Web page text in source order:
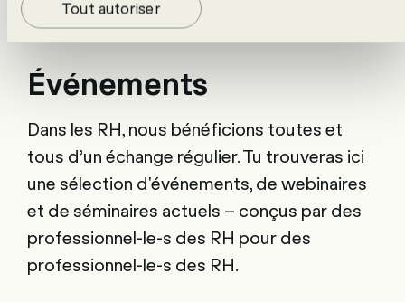
Tout autoriser
Événements
Dans les RH, nous bénéficions toutes et
tous d’un échange régulier. Tu trouveras ici
une sélection d'événements, de webinaires
et de séminaires actuels – conçus par des
professionnel-le-s des RH pour des
professionnel-le-s des RH.